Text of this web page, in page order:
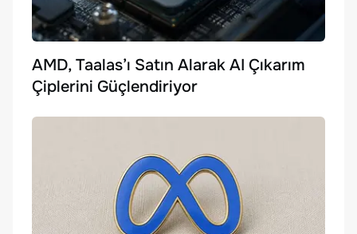
AMD, Taalas’ı Satın Alarak AI Çıkarım
Çiplerini Güçlendiriyor